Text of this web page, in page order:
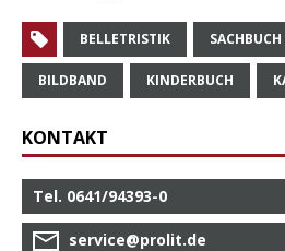
BELLETRISTIK SACHBUCH
BILDBAND KINDERBUCH
KONTAKT
Tel. 0641/94393-0
service@prolit.de